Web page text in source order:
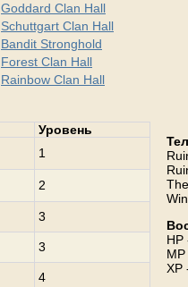
Goddard Clan Hall
Schuttgart Clan Hall
Bandit Stronghold
Forest Clan Hall
Rainbow Clan Hall
Уровень
1
2
3
3
4
HP
XP